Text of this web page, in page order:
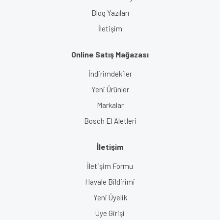
Blog Yazıları
İletişim
Online Satış Mağazası
İndirimdekiler
Yeni Ürünler
Markalar
Bosch El Aletleri
İletişim
İletişim Formu
Havale Bildirimi
Yeni Üyelik
Üye Girişi